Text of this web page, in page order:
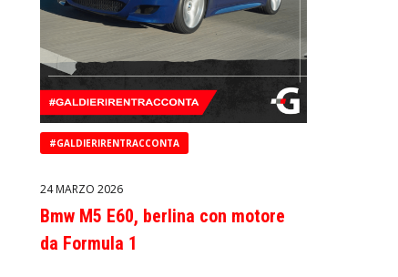
#GALDIERIRENTRACCONTA
24 MARZO 2026
Bmw M5 E60, berlina con motore
da Formula 1